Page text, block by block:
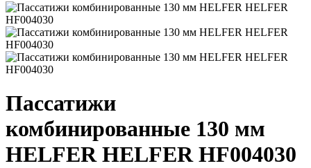
Пассатижи
комбинированные 130 мм
HELFER HELFER HF004030